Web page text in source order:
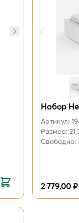
Набор
Артикул:
Размер:
Свободно:
2 779,00 ₽